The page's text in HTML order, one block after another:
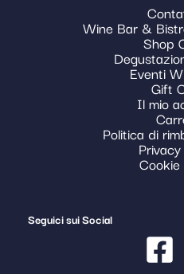
Wine Bar &
Shop
Eventi
Gift
Il mio
Politica di
Cookie
Seguici sui Social